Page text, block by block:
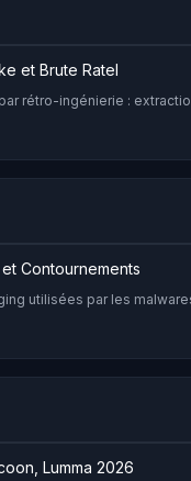
et Brute Ratel
rétro-ingénierie :
Contournements
utilisées par les
Lumma 2026